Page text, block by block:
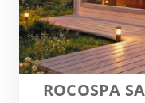
ROCOSPA